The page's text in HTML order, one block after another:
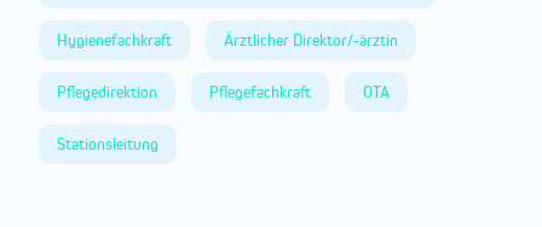
Hygienefachkraft Ärztlicher Direktor/-ärztin
Pflegedirektion Pflegefachkraft OTA
Stationsleitung